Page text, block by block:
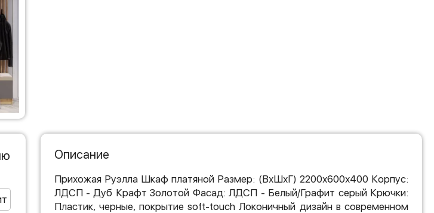
Описание
Прихожая Руэлла Шкаф платяной Размер: (ВхШхГ) 2200х600х400 Корпус:
ЛДСП - Дуб Крафт Золотой Фасад: ЛДСП - Белый/Графит серый Крючки:
Пластик, черные, покрытие soft-touch Локоничный дизайн в современном